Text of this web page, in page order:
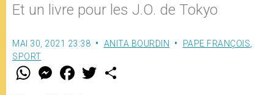
Et un livre pour les J.O. de Tokyo
MAI 30, 2021 23:38 ANITA BOURDIN PAPE FRANÇOIS
SPORT
W M
e
F
a w